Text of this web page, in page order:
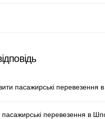
пасажирські перевезення
пасажирські перевезення в